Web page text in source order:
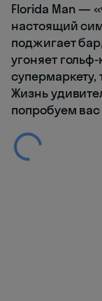
Florida Man —
настоящий
поджигает
угоняет
супермаркету,
Жизнь
попробуем вас